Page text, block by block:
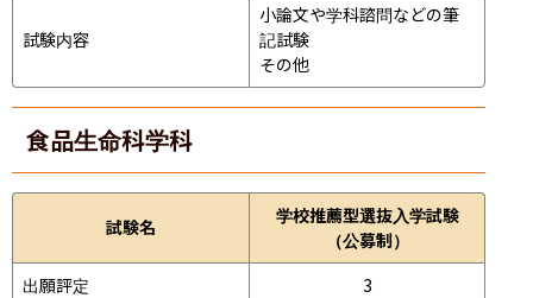
試験内容
小論文や学科諮問などの筆
記試験
その他
食品生命科学科
試験名
学校推薦型選抜入学試験
（公募制）
出願評定
3